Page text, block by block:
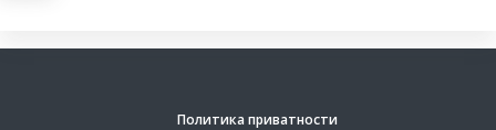
Политика приватности